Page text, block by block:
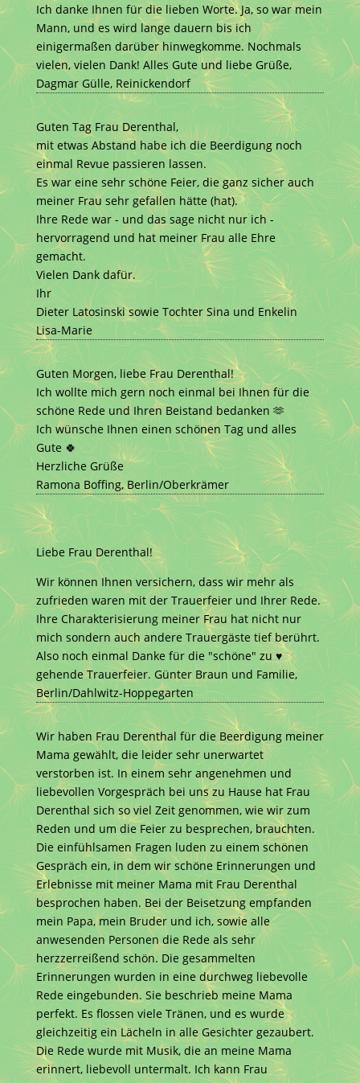
Ich danke Ihnen für die lieben Worte. Ja, so war mein
Mann, und es wird lange dauern bis ich
einigermaßen darüber hinwegkomme. Nochmals
vielen, vielen Dank! Alles Gute und liebe Grüße,
Dagmar Gülle, Reinickendorf
Guten Tag Frau Derenthal,
mit etwas Abstand habe ich die Beerdigung noch
einmal Revue passieren lassen.
Es war eine sehr schöne Feier, die ganz sicher auch
meiner Frau sehr gefallen hätte (hat).
Ihre Rede war - und das sage nicht nur ich -
hervorragend und hat meiner Frau alle Ehre
gemacht.
Vielen Dank dafür.
Ihr
Dieter Latosinski sowie Tochter Sina und Enkelin
Lisa-Marie
Guten Morgen, liebe Frau Derenthal!
Ich wollte mich gern noch einmal bei Ihnen für die
schöne Rede und Ihren Beistand bedanken 🫶
Ich wünsche Ihnen einen schönen Tag und alles
Gute 🍀
Herzliche Grüße
Ramona Boffing, Berlin/Oberkrämer
Liebe Frau Derenthal!
Wir können Ihnen versichern, dass wir mehr als
zufrieden waren mit der Trauerfeier und Ihrer Rede.
Ihre Charakterisierung meiner Frau hat nicht nur
mich sondern auch andere Trauergäste tief berührt.
Also noch einmal Danke für die "schöne" zu ♥
gehende Trauerfeier. Günter Braun und Familie,
Berlin/Dahlwitz-Hoppegarten
Wir haben Frau Derenthal für die Beerdigung meiner
Mama gewählt, die leider sehr unerwartet
verstorben ist. In einem sehr angenehmen und
liebevollen Vorgespräch bei uns zu Hause hat Frau
Derenthal sich so viel Zeit genommen, wie wir zum
Reden und um die Feier zu besprechen, brauchten.
Die einfühlsamen Fragen luden zu einem schönen
Gespräch ein, in dem wir schöne Erinnerungen und
Erlebnisse mit meiner Mama mit Frau Derenthal
besprochen haben. Bei der Beisetzung empfanden
mein Papa, mein Bruder und ich, sowie alle
anwesenden Personen die Rede als sehr
herzzerreißend schön. Die gesammelten
Erinnerungen wurden in eine durchweg liebevolle
Rede eingebunden. Sie beschrieb meine Mama
perfekt. Es flossen viele Tränen, und es wurde
gleichzeitig ein Lächeln in alle Gesichter gezaubert.
Die Rede wurde mit Musik, die an meine Mama
erinnert, liebevoll untermalt. Ich kann Frau